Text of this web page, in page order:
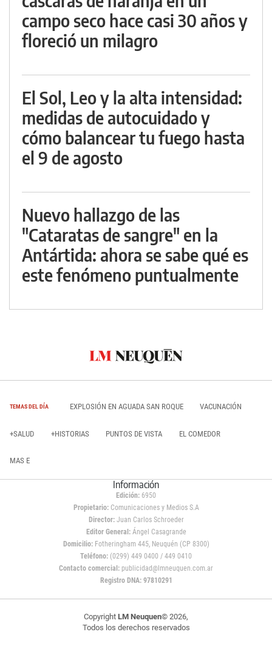
campo seco hace casi 30 años y
floreció un milagro
El Sol, Leo y la alta intensidad:
medidas de autocuidado y
cómo balancear tu fuego hasta
el 9 de agosto
Nuevo hallazgo de las
"Cataratas de sangre" en la
Antártida: ahora se sabe qué es
este fenómeno puntualmente
TEMAS DEL DÍA EXPLOSIÓN EN AGUADA SAN ROQUE VACUNACIÓN
+SALUD +HISTORIAS PUNTOS DE VISTA EL COMEDOR
MAS E
Información
Edición: 6950
Propietario:Comunicaciones y Medios S.A
Director: Juan Carlos Schroeder
Editor General:Ángel Casagrande
Domicilio:Fotheringham 445, Neuquén (CP 8300)
Teléfono: (0299) 449 0400 / 449 0410
Contacto comercial: publicidad@lmneuquen.com.ar
Registro DNA: 97810291
Copyright LM Neuquen© 2026,
Todos los derechos reservados